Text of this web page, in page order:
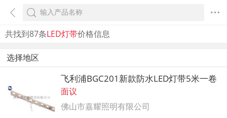
共找到87条LED灯带价格信息
选择地区
飞利浦BGC201新款防水LED灯带5米一卷
面议
佛山市嘉耀照明有限公司